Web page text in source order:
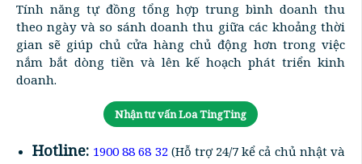
Tính năng tự đồng tổng hợp trung bình doanh thu
theo ngày và so sánh doanh thu giữa các khoảng thời
gian sẽ giúp chủ cửa hàng chủ động hơn trong việc
nắm bắt dòng tiền và lên kế hoạch phát triển kinh
doanh.
Nhận tư vấn Loa TingTing
Hotline: 1900 88 68 32(Hỗ trợ 24/7 kể cả chủ nhật và